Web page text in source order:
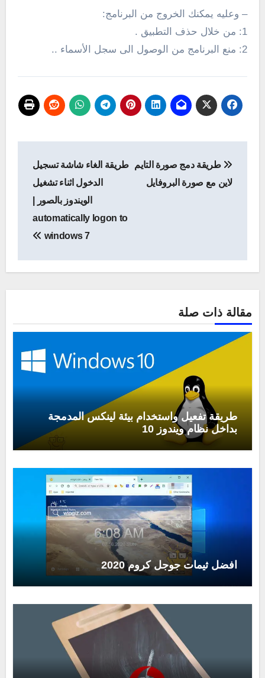
– وعليه يمكنك الخروج من البرنامج:
1: من خلال حذف التطبيق .
2: منع البرنامج من الوصول الى سجل الأسماء ..
المقالات
طريقة دمج صورة التايم
لاين مع صورة البروفايل
طريقة الغاء شاشة تسجيل
الدخول اثناء تشغيل
الويندوز بالصور |
automatically logon to
windows 7
مقالة ذات صلة
طريقة تفعيل واستخدام بيئة لينكس المدمجة
بداخل نظام ويندوز 10
افضل ثيمات جوجل كروم 2020